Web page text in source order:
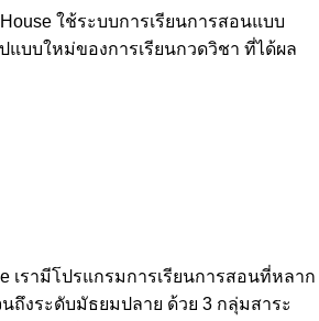
House ใช้ระบบการเรียนการสอนแบบ
แบบใหม่ของการเรียนกวดวิชา ที่ได้ผล
เรามีโปรแกรมการเรียนการสอนที่หลาก
ถึงระดับมัธยมปลาย ด้วย 3 กลุ่มสาระ